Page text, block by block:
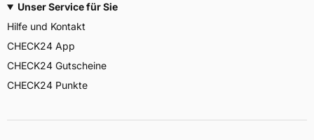
Unser Service für Sie
Hilfe und Kontakt
CHECK24 App
CHECK24 Gutscheine
CHECK24 Punkte